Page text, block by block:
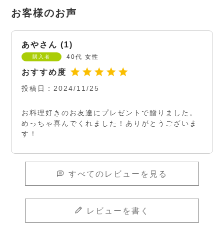
あや 1
購入者 40代 女性
投稿日 2024/11/25
お料理好きのお友達にプレゼントで贈りました。
めっちゃ喜んでくれました！ありがとうございま
す！
すべてのレビューを見る
レビューを書く